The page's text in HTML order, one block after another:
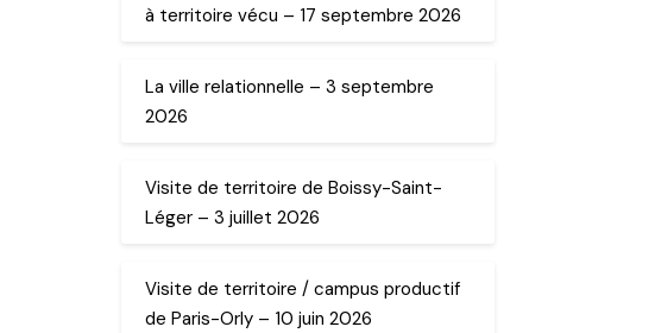
à territoire vécu – 17 septembre 2026
La ville relationnelle – 3 septembre
2026
Visite de territoire de Boissy-Saint-
Léger – 3 juillet 2026
Visite de territoire / campus productif
de Paris-Orly – 10 juin 2026